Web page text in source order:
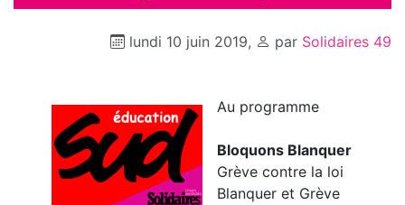
lundi 10 juin 2019, par Solidaires 49
Au programme
Bloquons Blanquer
Grève contre la loi
Blanquer et Grève